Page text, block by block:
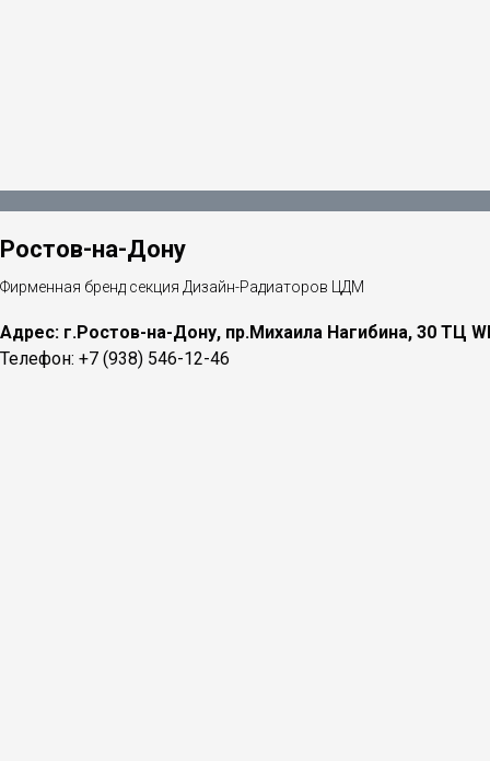
Ростов-на-Дону
Фирменная бренд секция Дизайн-Радиаторов ЦДМ
Адрес: г.Ростов-на-Дону, пр.Михаила Нагибина, 30 ТЦ
Телефон: +7 (938) 546-12-46